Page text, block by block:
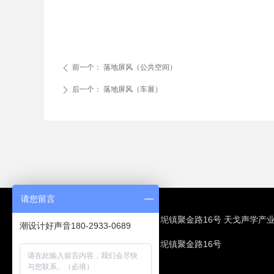
ꄴ 前一个： 落地屏风（公共空间）
ꄲ 后一个： 落地屏风（车展）
营销中心： 佛山市三水区白坭镇聚金路16号 天戈声学产
生产基地： 佛山市三水区白坭镇聚金路16号
服务热线：173-2276-9466
请您留言
潮设计好声音180-2933-0689